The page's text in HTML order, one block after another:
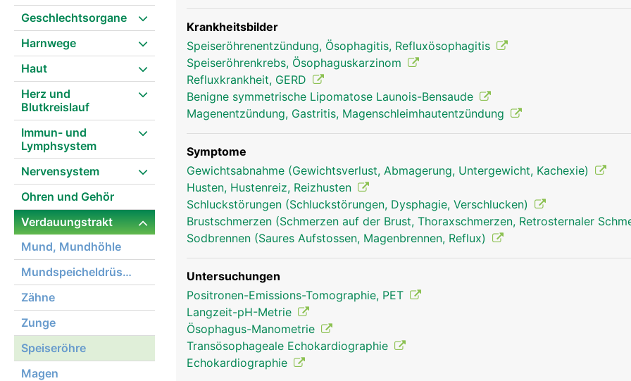
Geschlechtsorgane
Harnwege
Haut
Herz und
Blutkreislauf
Immun- und
Lymphsystem
Nervensystem
Ohren und Gehör
Verdauungstrakt
Mund, Mundhöhle
Mundspeicheldrüsen
Zähne
Zunge
Speiseröhre
Magen
Krankheitsbilder
Speiseröhrenentzündung, Ösophagitis, Refluxösophagitis
Speiseröhrenkrebs, Ösophaguskarzinom
Refluxkrankheit, GERD
Benigne symmetrische Lipomatose Launois-Bensaude
Magenentzündung, Gastritis, Magenschleimhautentzündung
Symptome
Gewichtsabnahme (Gewichtsverlust, Abmagerung, Untergewicht, Kachexie)
Husten, Hustenreiz, Reizhusten
Schluckstörungen (Schluckstörungen, Dysphagie, Verschlucken)
Brustschmerzen (Schmerzen auf der Brust, Thoraxschmerzen, Retrosternaler
Sodbrennen (Saures Aufstossen, Magenbrennen, Reflux)
Untersuchungen
Positronen-Emissions-Tomographie, PET
Langzeit-pH-Metrie
Ösophagus-Manometrie
Transösophageale Echokardiographie
Echokardiographie